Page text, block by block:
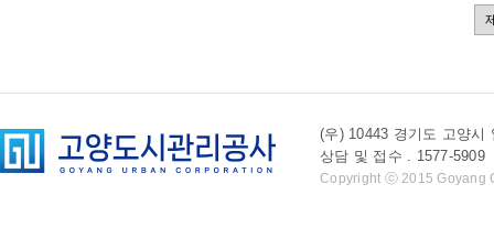
(우) 10443 경기도 고양시
상담 및 접수 . 1577-
Copyright ⓒ 2015 Goyang